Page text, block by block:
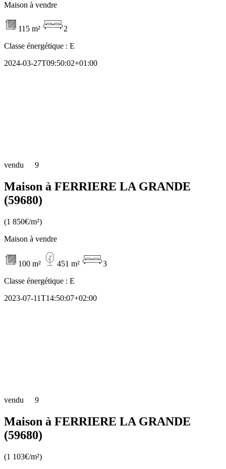
Maison à vendre
115 m²
2
Classe énergétique : E
2024-03-27T09:50:02+01:00
vendu 9
Maison à FERRIERE LA GRANDE
(59680)
(1 850€/m²)
Maison à vendre
100 m² 451 m²
3
Classe énergétique : E
2023-07-11T14:50:07+02:00
vendu 9
Maison à FERRIERE LA GRANDE
(59680)
(1 103€/m²)